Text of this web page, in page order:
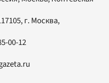
, г. Москва,
00-12